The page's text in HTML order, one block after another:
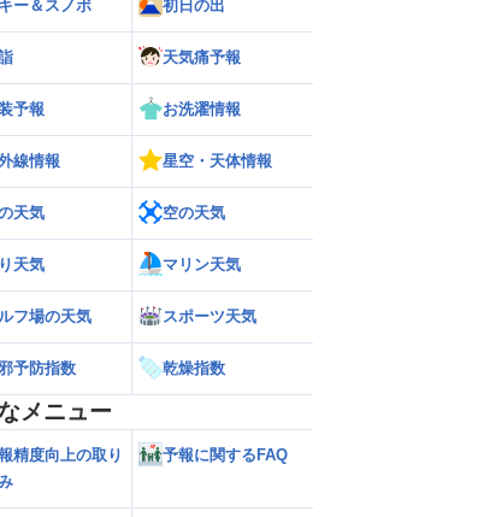
本太平洋
それ
台風による雨風の影響は？
ー＆スノボ 初日の出
天気痛予報
予報 お洗濯情報
線情報 星空・天体情報
天気 空の天気
天気 マリン天気
フ場の天気 スポーツ天気
予防指数 乾燥指数
メニュー
精度向上の取り
予報に関するFAQ